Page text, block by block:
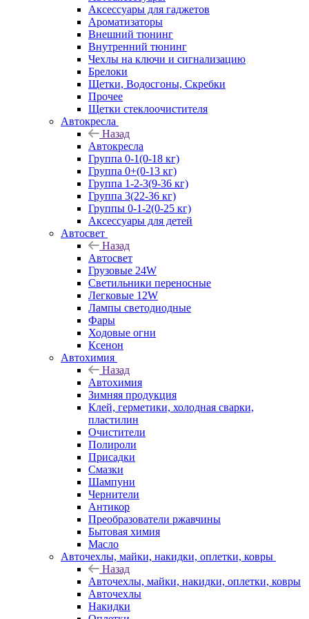
Аксессуары для гаджетов
Ароматизаторы
Внешний тюнинг
Внутренний тюнинг
Чехлы на ключи и сигнализацию
Брелоки
Щетки, Водосгоны, Скребки
Прочее
Щетки стеклоочистителя
Автокресла
Назад
Автокресла
Группа 0-1(0-18 кг)
Группа 0+(0-13 кг)
Группа 1-2-3(9-36 кг)
Группа 3(22-36 кг)
Группы 0-1-2(0-25 кг)
Аксессуары для детей
Автосвет
Назад
Автосвет
Грузовые 24W
Светильники переносные
Легковые 12W
Лампы светодиодные
Фары
Ходовые огни
Ксенон
Автохимия
Назад
Автохимия
Зимняя продукция
Клей, герметики, холодная сварки,
пластилин
Очистители
Полироли
Присадки
Смазки
Шампуни
Чернители
Антикор
Преобразователи ржавчины
Бытовая химия
Масло
Авточехлы, майки, накидки, оплетки, ковры
Назад
Авточехлы, майки, накидки, оплетки, ковры
Авточехлы
Накидки